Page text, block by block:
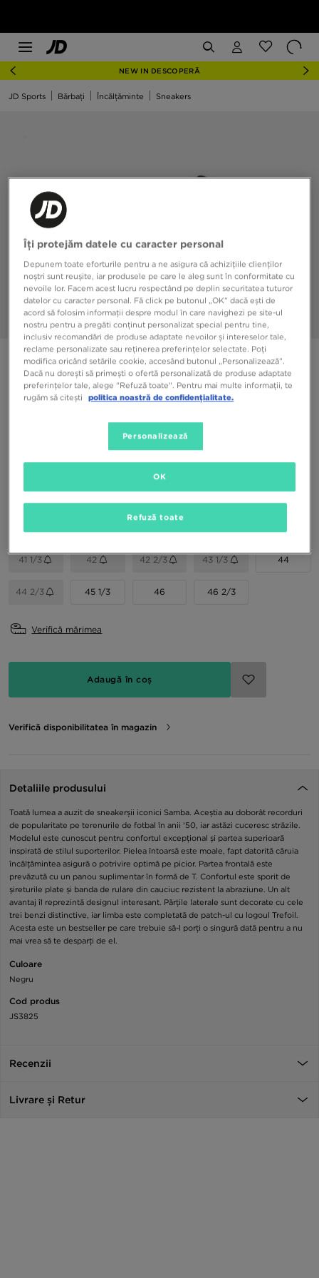
NEW IN DESCOPERĂ
JD Sports Bărbați Încălțăminte Sneakers
ADIDAS SAMBA XLG
349,99 RON
Alege mărimea
41 1/3 42 42 2/3 43 1/3 44
44 2/3 45 1/3 46 46 2/3
Verifică mărimea
Adaugă în coș
Verifică disponibilitatea în magazin
Detaliile produsului
Toată lumea a auzit de sneakerșii iconici Samba. Aceștia au doborât recorduri
de popularitate pe terenurile de fotbal în anii '50, iar astăzi cuceresc străzile.
Modelul este cunoscut pentru confortul excepțional și partea superioară
inspirată de stilul suporterilor. Pielea întoarsă este moale, fapt datorită căruia
încălțămintea asigură o potrivire optimă pe picior. Partea frontală este
prevăzută cu un panou suplimentar în formă de T. Confortul este sporit de
șireturile plate și banda de rulare din cauciuc rezistent la abraziune. Un alt
avantaj îl reprezintă designul interesant. Părțile laterale sunt decorate cu cele
trei benzi distinctive, iar limba este completată de patch-ul cu logoul Trefoil.
Acesta este un bestseller pe care trebuie să-l porți o singură dată pentru a nu
mai vrea să te desparți de el.
Culoare
Negru
Cod produs
JS3825
Recenzii
Livrare și Retur
Îți protejăm datele cu caracter personal
Depunem toate eforturile pentru a ne asigura că achizițiile clienților
noștri sunt reușite, iar produsele pe care le aleg sunt în conformitate cu
nevoile lor. Facem acest lucru respectând pe deplin securitatea tuturor
datelor cu caracter personal. Fă click pe butonul „OK” dacă ești de
acord să folosim informații despre modul în care navighezi pe site-ul
nostru pentru a pregăti conținut personalizat special pentru tine,
inclusiv recomandări de produse adaptate nevoilor și intereselor tale,
reclame personalizate sau reținerea preferințelor selectate. Poți
modifica oricând setările cookie, accesând butonul „Personalizează”.
Dacă nu dorești să primești o ofertă personalizată de produse adaptate
preferințelor tale, alege "Refuză toate". Pentru mai multe informații, te
rugăm să citești
politica noastră de confidențialitate.
Personalizează
Refuză toate
OK